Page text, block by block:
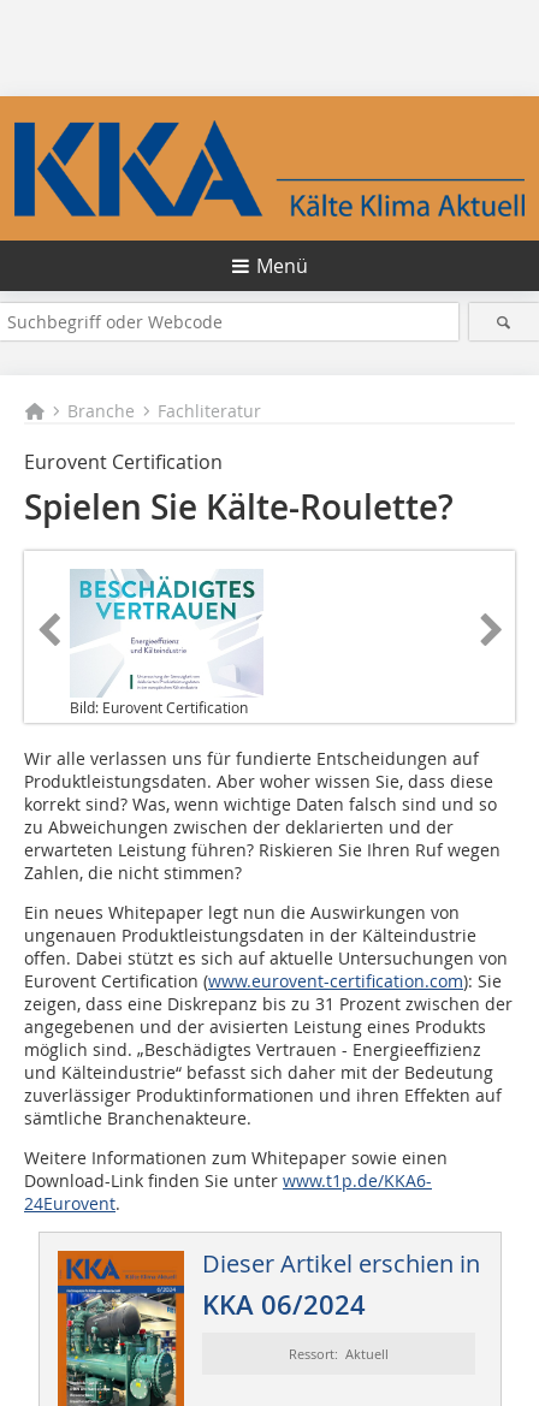
Menü
Branche Fachliteratur
Eurovent Certification
Spielen Sie Kälte-Roulette?
Bild: Eurovent Certification
Wir alle verlassen uns für fundierte Entscheidungen auf
Produktleistungsdaten. Aber woher wissen Sie, dass diese
korrekt sind? Was, wenn wichtige Daten falsch sind und so
zu Abweichungen zwischen der deklarierten und der
erwarteten Leistung führen? Riskieren Sie Ihren Ruf wegen
Zahlen, die nicht stimmen?
Ein neues Whitepaper legt nun die Auswirkungen von
ungenauen Produktleistungsdaten in der Kälteindustrie
offen. Dabei stützt es sich auf aktuelle Untersuchungen von
Eurovent Certification (www.eurovent-certification.com): Sie
zeigen, dass eine Diskrepanz bis zu 31 Prozent zwischen der
angegebenen und der avisierten Leistung eines Produkts
möglich sind. „Beschädigtes Vertrauen - Energieeffizienz
und Kälteindustrie“ befasst sich daher mit der Bedeutung
zuverlässiger Produktinformationen und ihren Effekten auf
sämtliche Branchenakteure.
Weitere Informationen zum Whitepaper sowie einen
Download-Link finden Sie unter www.t1p.de/KKA6-
24Eurovent.
Dieser Artikel erschien in
KKA 06/2024
Ressort: Aktuell